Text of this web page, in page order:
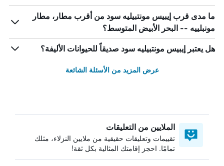
ما مدى قرب إيبيس مونتبيليه سود من أقرب مطار، مطار
مونبلييه -- البحر الأبيض المتوسط؟
هل يعتبر إيبيس مونتبيليه سود صديقاً للحيوانات الأليفة؟
عرض المزيد من الأسئلة الشائعة
الملايين من التعليقات
تقييمات وتعليقات حقيقية من ملايين النزلاء، مثلك
تمامًا. احجز إقامتك المثالية بكل ثقة!